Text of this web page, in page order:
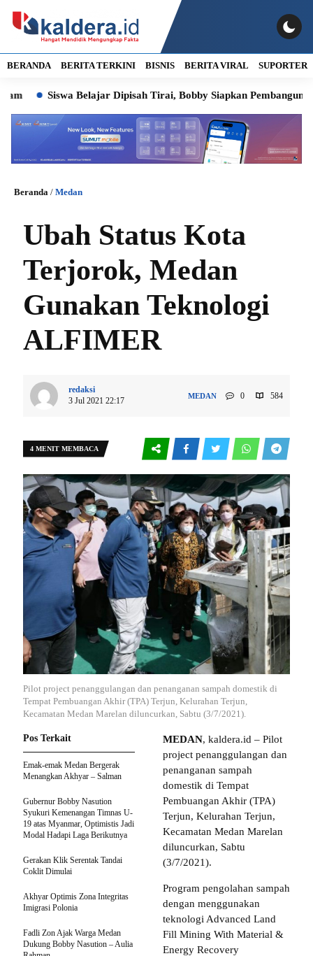
BERANDA BERITA TERKINI BISNIS BERITA VIRAL SUPORTER
Belajar Dipisah Tirai, Bobby Siapkan Pembangunan SD
Beranda / Medan
Ubah Status Kota
Terjorok, Medan
Gunakan Teknologi
ALFIMER
redaksi
3 Jul 2021 22:17
MEDAN 0 584
4 MENIT MEMBACA
Pilot project penanggulangan dan penanganan sampah domestik di
Tempat Pembuangan Akhir (TPA) Terjun, Kelurahan Terjun,
Kecamatan Medan Marelan diluncurkan, Sabtu (3/7/2021).
MEDAN, kaldera.id – Pilot
project penanggulangan dan
penanganan sampah
domestik di Tempat
Pembuangan Akhir (TPA)
Terjun, Kelurahan Terjun,
Kecamatan Medan Marelan
diluncurkan, Sabtu
(3/7/2021).
Program pengolahan sampah
dengan menggunakan
teknologi Advanced Land
Fill Mining With Material &
Energy Recovery
Pos Terkait
Emak-emak Medan Bergerak
Menangkan Akhyar – Salman
Gubernur Bobby Nasution
Syukuri Kemenangan Timnas U-
19 atas Myanmar, Optimistis Jadi
Modal Hadapi Laga Berikutnya
Gerakan Klik Serentak Tandai
Coklit Dimulai
Akhyar Optimis Zona Integritas
Imigrasi Polonia
Fadli Zon Ajak Warga Medan
Dukung Bobby Nasution – Aulia